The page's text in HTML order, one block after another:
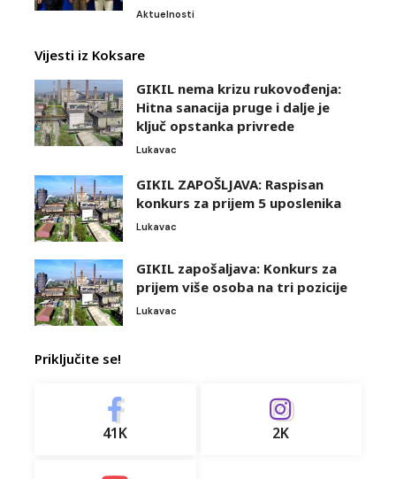
Aktuelnosti
Vijesti iz Koksare
GIKIL nema krizu rukovođenja:
Hitna sanacija pruge i dalje je
ključ opstanka privrede
Lukavac
GIKIL ZAPOŠLJAVA: Raspisan
konkurs za prijem 5 uposlenika
Lukavac
GIKIL zapošaljava: Konkurs za
prijem više osoba na tri pozicije
Lukavac
Priključite se!
41K 2K